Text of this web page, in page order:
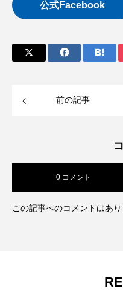
公式Facebook
前の記事
0 コメント
この記事へのコメントはあり